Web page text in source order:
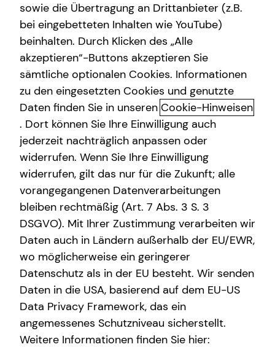
Mit mytecis – Finanzen und
Versicherungen digital verwalten
Mit mytecis hast du deine Finanzen, Versicherungen und
wichtigen Dokumente jederzeit im Blick.
Verwalte deine Verträge, behalte deine Konten und
Depots im Überblick und stehe jederzeit mit mir in
sowie die Übertragung an Drittanbieter (z.B.
bei eingebetteten Inhalten wie YouTube)
beinhalten. Durch Klicken des „Alle
akzeptieren“-Buttons akzeptieren Sie
sämtliche optionalen Cookies. Informationen
zu den eingesetzten Cookies und genutzte
Daten finden Sie in unseren Cookie-Hinweisen
. Dort können Sie Ihre Einwilligung auch
jederzeit nachträglich anpassen oder
widerrufen. Wenn Sie Ihre Einwilligung
widerrufen, gilt das nur für die Zukunft; alle
vorangegangenen Datenverarbeitungen
bleiben rechtmäßig (Art. 7 Abs. 3 S. 3
DSGVO). Mit Ihrer Zustimmung verarbeiten wir
Daten auch in Ländern außerhalb der EU/EWR,
wo möglicherweise ein geringerer
Datenschutz als in der EU besteht. Wir senden
Daten in die USA, basierend auf dem EU-US
Data Privacy Framework, das ein
angemessenes Schutzniveau sicherstellt.
Weitere Informationen finden Sie hier: